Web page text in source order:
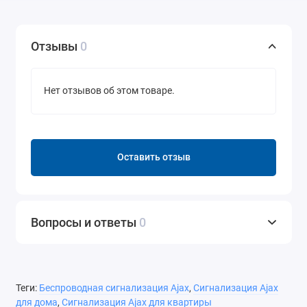
Отзывы 0
Нет отзывов об этом товаре.
Оставить отзыв
Вопросы и ответы 0
Теги: Беспроводная сигнализация Ajax, Сигнализация Ajax
для дома, Сигнализация Ajax для квартиры